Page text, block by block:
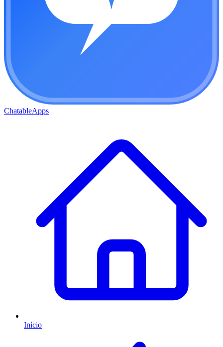
ChatableApps
Início